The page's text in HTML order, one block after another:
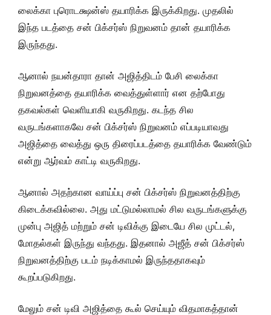
லைக்கா புரொடக்ஷன்ஸ் தயாரிக்க இருக்கிறது. முதலில்
இந்த படத்தை சன் பிக்சர்ஸ் நிறுவனம் தான் தயாரிக்க
இருந்தது.
ஆனால் நயன்தாரா தான் அஜித்திடம் பேசி லைக்கா
நிறுவனத்தை தயாரிக்க வைத்துள்ளார் என தற்போது
தகவல்கள் வெளியாகி வருகிறது. கடந்த சில
வருடங்களாகவே சன் பிக்சர்ஸ் நிறுவனம் எப்படியாவது
அஜித்தை வைத்து ஒரு திரைப்படத்தை தயாரிக்க வேண்டும்
என்று ஆர்வம் காட்டி வருகிறது.
ஆனால் அதற்கான வாய்ப்பு சன் பிக்சர்ஸ் நிறுவனத்திற்கு
கிடைக்கவில்லை. அது மட்டுமல்லாமல் சில வருடங்களுக்கு
முன்பு அஜித் மற்றும் சன் டிவிக்கு இடையே சில முட்டல்,
மோதல்கள் இருந்து வந்தது. இதனால் அஜீத் சன் பிக்சர்ஸ்
நிறுவனத்திற்கு படம் நடிக்காமல் இருந்ததாகவும்
கூறப்படுகிறது.
மேலும் சன் டிவி அஜித்தை கூல் செய்யும் விதமாகத்தான்